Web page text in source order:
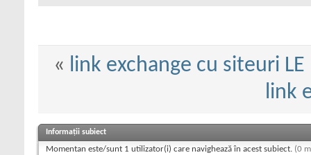
« link exchange cu siteuri LE
link
Informații subiect
Momentan este/sunt 1 utilizator(i) care navighează în acest subiect. (0